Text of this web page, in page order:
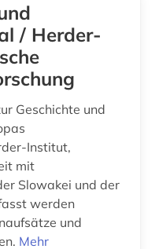
/ Herder-
Geschichte und
Institut,
mit
Slowakei und der
werden
und
Mehr